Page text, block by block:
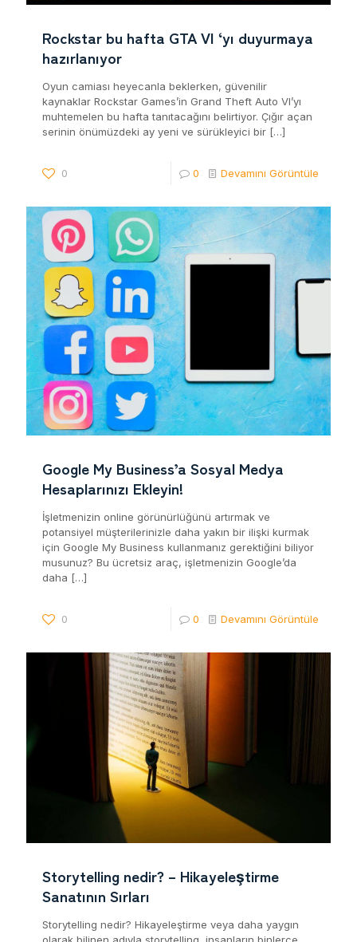
Rockstar bu hafta GTA VI ‘yı duyurmaya
hazırlanıyor
Oyun camiası heyecanla beklerken, güvenilir
kaynaklar Rockstar Games’in Grand Theft Auto VI’yı
muhtemelen bu hafta tanıtacağını belirtiyor. Çığır açan
serinin önümüzdeki ay yeni ve sürükleyici bir […]
0 0 Devamını Görüntüle
Google My Business’a Sosyal Medya
Hesaplarınızı Ekleyin!
İşletmenizin online görünürlüğünü artırmak ve
potansiyel müşterilerinizle daha yakın bir ilişki kurmak
için Google My Business kullanmanız gerektiğini biliyor
musunuz? Bu ücretsiz araç, işletmenizin Google’da
daha […]
0 0 Devamını Görüntüle
Storytelling nedir? – Hikayeleştirme
Sanatının Sırları
Storytelling nedir? Hikayeleştirme veya daha yaygın